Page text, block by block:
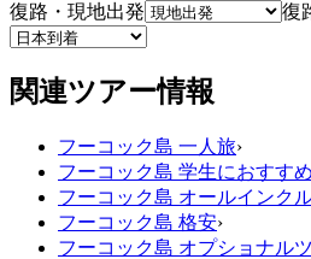
復路・現地出発 復
関連ツアー情報
フーコック島 一人旅›
フーコック島 学生におすすめ
フーコック島 オールインク
フーコック島 格安›
フーコック島 オプショナル